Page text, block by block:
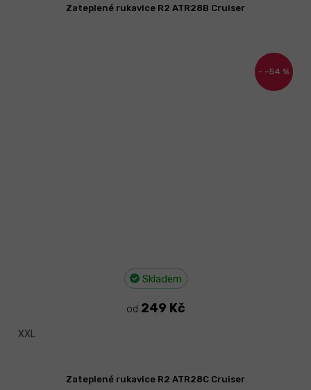
–54 %
Zateplené rukavice R2 ATR28B Cruiser
Skladem
od 249 Kč
XXL
Zateplené rukavice R2 ATR28C Cruiser